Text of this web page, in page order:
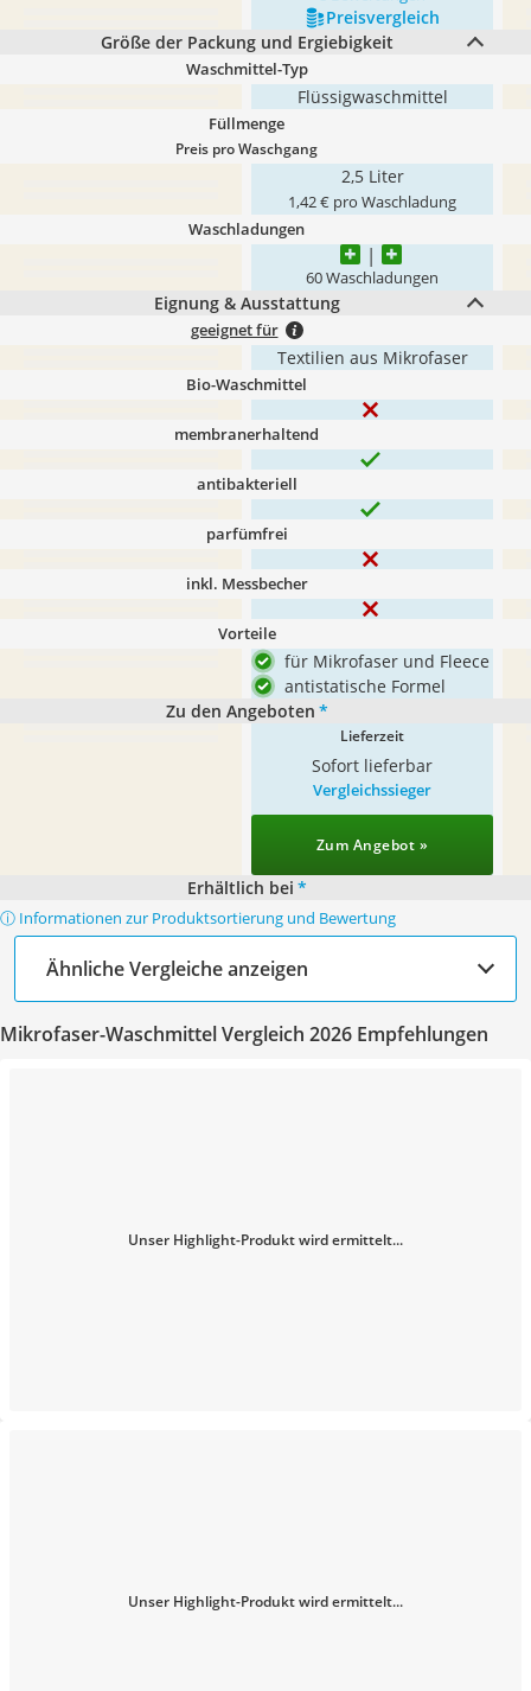
Preis­vergleich
Größe der Packung und Ergiebigkeit
Waschmittel-Typ
Flüssigwaschmittel
Füllmenge
Preis pro Waschgang
2,5 Liter
1,42 € pro Waschladung
Waschladungen
60 Waschladungen
Eignung & Ausstattung
geeignet für
Textilien aus Mikrofaser
Bio-Waschmittel
membranerhaltend
antibakteriell
parfümfrei
inkl. Messbecher
Vorteile
für Mikrofaser und Fleece
antistatische Formel
Zu den Angeboten *
Lieferzeit
Sofort lieferbar
Vergleichssieger
Zum Angebot »
Erhältlich bei *
ⓘ Informationen zur Produktsortierung und Bewertung
Ähnliche Vergleiche anzeigen
Mikrofaser-Waschmittel Vergleich 2026 Empfehlungen
Unser Highlight-Produkt wird ermittelt...
Unser Highlight-Produkt wird ermittelt...